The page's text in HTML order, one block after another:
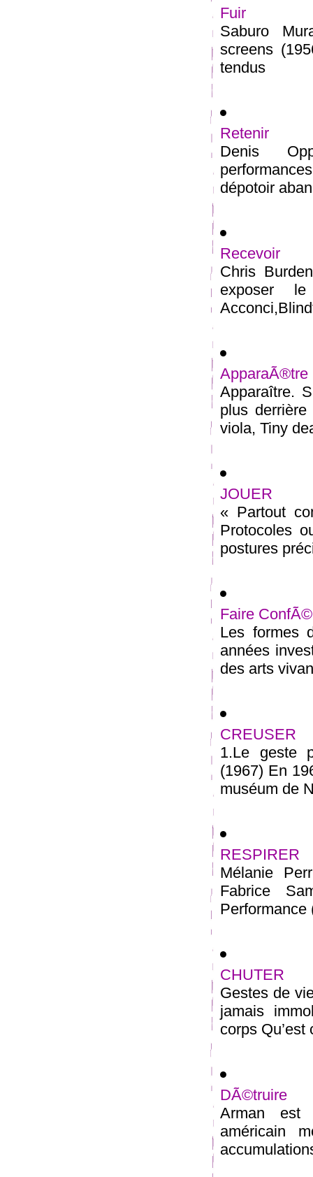
Fuir
Saburo
screens
tendus
Retenir
Denis
dépotoir
Recevoir
Chris
exposer
ApparaÃ®tre
Apparaître.
plus
viola, Tiny
JOUER
« Partout
Protocoles
postures
Faire
Les formes
années
des arts
CREUSER
1.Le geste
(1967) En
muséum de
RESPIRER
Mélanie
Fabrice
Performance
CHUTER
Gestes de
jamais
corps Qu’est
DÃ©truire
Arman est
américain